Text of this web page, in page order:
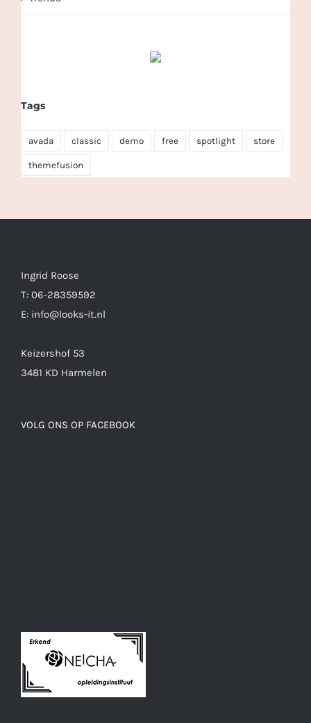
Tags
avada classic demo free spotlight store
themefusion
Ingrid Roose
T: 06-28359592
E: info@looks-it.nl
Keizershof 53
3481 KD Harmelen
VOLG ONS OP FACEBOOK